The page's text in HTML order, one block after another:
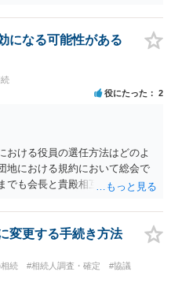
に加えて「おじ又はおば」にも
になる可能性がある
役にたった 2
おける役員の選任方法はどのよ
地における規約において総会で
でも会長と貴殿相互間における
成立しています。当該団地にお
のであれば，貴殿と会長との合
変更する手続き方法
続 #相続人調査・確定
#協議